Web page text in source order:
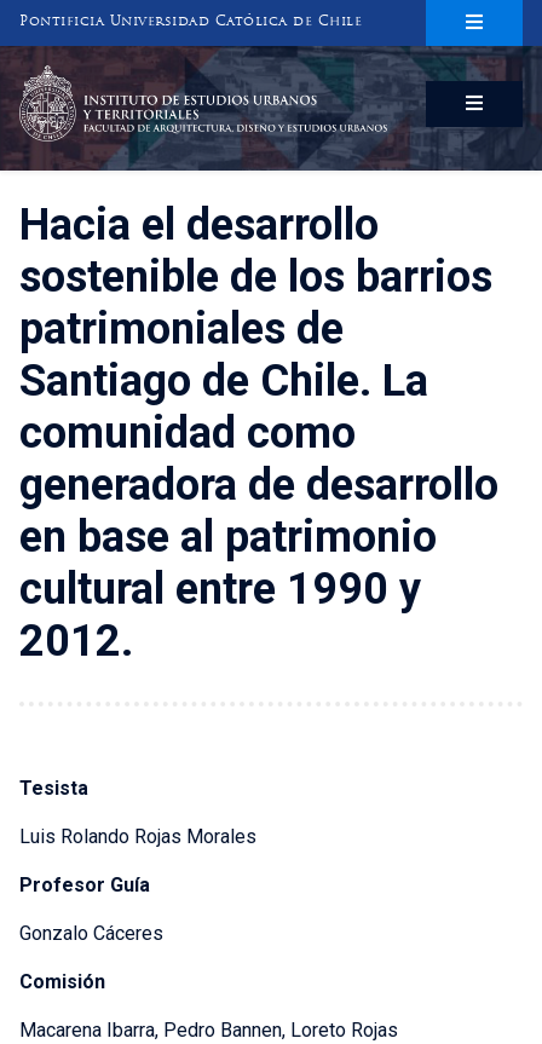
Pontificia Universidad Católica de Chile
INSTITUTO DE ESTUDIOS URBANOS
Y TERRITORIALES
FACULTAD DE ARQUITECTURA, DISEÑO Y ESTUDIOS URBANOS
Hacia el desarrollo
sostenible de los barrios
patrimoniales de
Santiago de Chile. La
comunidad como
generadora de desarrollo
en base al patrimonio
cultural entre 1990 y
2012.
Tesista
Luis Rolando Rojas Morales
Profesor Guía
Gonzalo Cáceres
Comisión
Macarena Ibarra, Pedro Bannen, Loreto Rojas